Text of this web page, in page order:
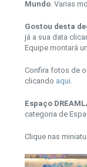
Mundo. Varias
Gostou desta
já a sua data
Equipe montará
Confira fotos de
clicando aqui
Espaço
categoria de
Clique nas